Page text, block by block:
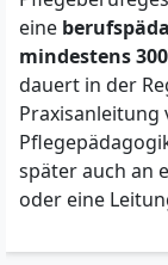
eine
mindestens
dauert in der
Praxisanleitung
später auch an
oder eine